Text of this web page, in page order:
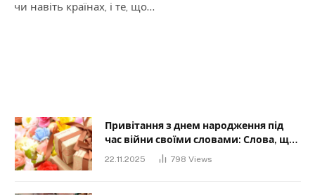
чи навіть країнах, і те, що…
Привітання з днем народження під
час війни своїми словами: Слова, що
дарують надію та силу
22.11.2025 798 Views